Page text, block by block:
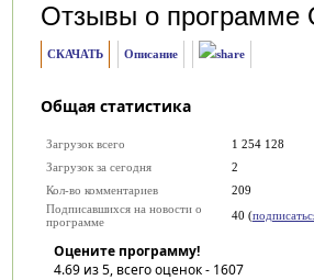
Отзывы о программе
СКАЧАТЬ Описание
Общая статистика
Загрузок всего
1 254 128
Загрузок за сегодня
2
Кол-во комментариев
209
Подписавшихся на новости о
программе
40 (
Оцените программу!
4.69из 5, всего оценок - 1607